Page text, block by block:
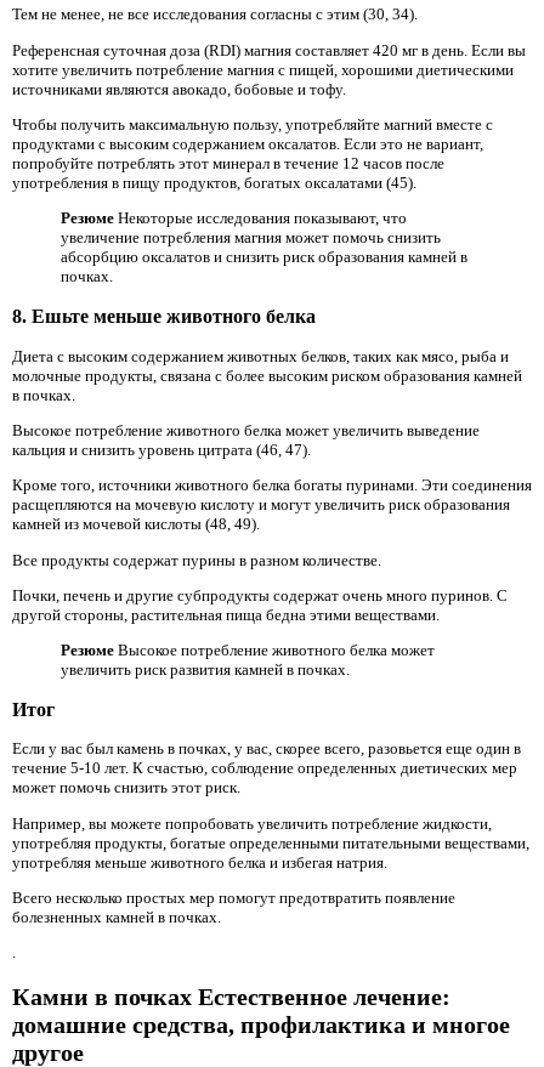
Тем не менее, не все исследования согласны с этим (30, 34).
Референсная суточная доза (RDI) магния составляет 420 мг в день. Если вы
хотите увеличить потребление магния с пищей, хорошими диетическими
источниками являются авокадо, бобовые и тофу.
Чтобы получить максимальную пользу, употребляйте магний вместе с
продуктами с высоким содержанием оксалатов. Если это не вариант,
попробуйте потреблять этот минерал в течение 12 часов после
употребления в пищу продуктов, богатых оксалатами (45).
Резюме Некоторые исследования показывают, что
увеличение потребления магния может помочь снизить
абсорбцию оксалатов и снизить риск образования камней в
почках.
8. Ешьте меньше животного белка
Диета с высоким содержанием животных белков, таких как мясо, рыба и
молочные продукты, связана с более высоким риском образования камней
в почках.
Высокое потребление животного белка может увеличить выведение
кальция и снизить уровень цитрата (46, 47).
Кроме того, источники животного белка богаты пуринами. Эти соединения
расщепляются на мочевую кислоту и могут увеличить риск образования
камней из мочевой кислоты (48, 49).
Все продукты содержат пурины в разном количестве.
Почки, печень и другие субпродукты содержат очень много пуринов. С
другой стороны, растительная пища бедна этими веществами.
Резюме Высокое потребление животного белка может
увеличить риск развития камней в почках.
Итог
Если у вас был камень в почках, у вас, скорее всего, разовьется еще один в
течение 5-10 лет. К счастью, соблюдение определенных диетических мер
может помочь снизить этот риск.
Например, вы можете попробовать увеличить потребление жидкости,
употребляя продукты, богатые определенными питательными веществами,
употребляя меньше животного белка и избегая натрия.
Всего несколько простых мер помогут предотвратить появление
болезненных камней в почках.
.
Камни в почках Естественное лечение:
домашние средства, профилактика и многое
другое